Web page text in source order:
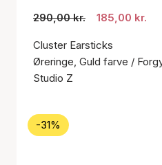
290,00 kr. 185,00 kr.
Cluster Earsticks
Øreringe, Guld farve /
Studio Z
-31%